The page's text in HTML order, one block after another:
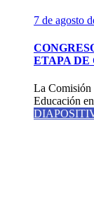
7 de agosto
ETAPA DE
La Comisión
Educación